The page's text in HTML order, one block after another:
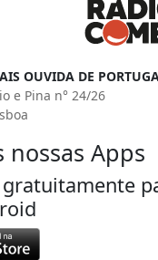
OUVIDA DE
e Pina n° 24/26
nossas Apps